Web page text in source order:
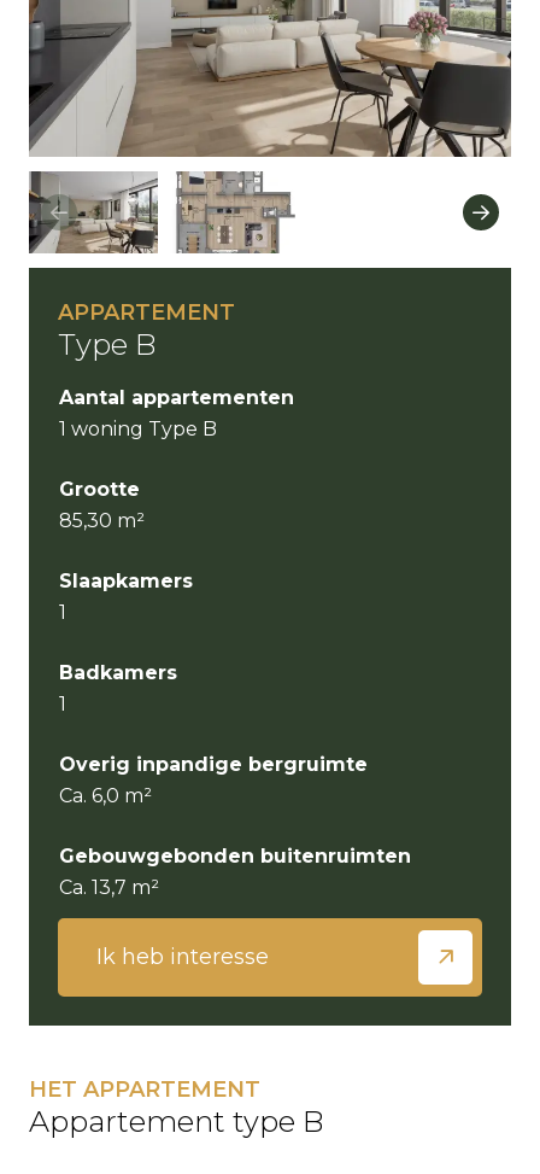
APPARTEMENT
Type B
Aantal appartementen
1 woning Type B
Grootte
85,30 m²
Slaapkamers
1
Badkamers
1
Overig inpandige bergruimte
Ca. 6,0 m²
Gebouwgebonden buitenruimten
Ca. 13,7 m²
Ik heb interesse
HET APPARTEMENT
Appartement type B